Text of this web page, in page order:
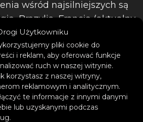
Użytkowniku
pliki cookie do
i reklam, aby oferować funkcje
ruch w naszej witrynie.
korzystasz z naszej witryny,
reklamowym i analitycznym.
te informacje z innymi danymi
lub uzyskanymi podczas
wśród najsilniejszych są
Brazylia, Francja (aktualny
to nie ma znaczenia),
Hiszpania i Portugalia.
Polski znajdowała się
rankingu. To dawałoby nam
koszyku i jest pewne, że
tego nie zmieni. Na sto